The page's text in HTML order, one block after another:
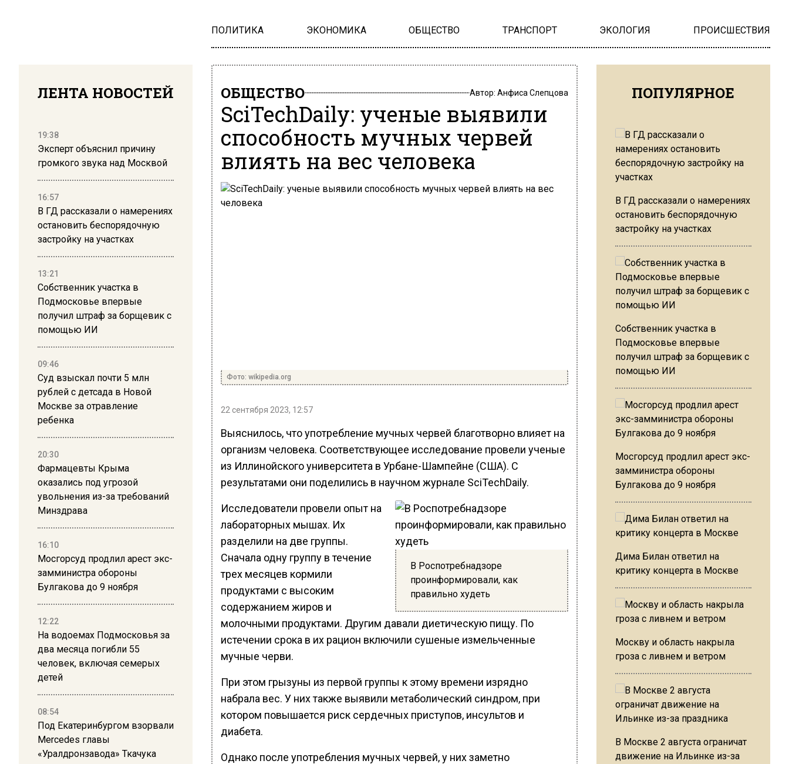
ПОЛИТИКА ЭКОНОМИКА ОБЩЕСТВО ТРАНСПОРТ ЭКОЛОГИЯ ПРОИСШЕСТВИЯ
ЛЕНТА НОВОСТЕЙ
19:38
Эксперт объяснил причину
громкого звука над Москвой
16:57
В ГД рассказали о намерениях
остановить беспорядочную
застройку на участках
13:21
Собственник участка в
Подмосковье впервые
получил штраф за борщевик с
помощью ИИ
09:46
Суд взыскал почти 5 млн
рублей с детсада в Новой
Москве за отравление
ребенка
20:30
Фармацевты Крыма
оказались под угрозой
увольнения из-за требований
Минздрава
16:10
Мосгорсуд продлил арест экс-
замминистра обороны
Булгакова до 9 ноября
12:22
На водоемах Подмосковья за
два месяца погибли 55
человек, включая семерых
детей
08:54
Под Екатеринбургом взорвали
Mercedes главы
«Уралдронзавода» Ткачука
ОБЩЕСТВО Автор: Анфиса Слепцова
SciTechDaily: ученые выявили
способность мучных червей
влиять на вес человека
Фото: wikipedia.org
22 сентября 2023, 12:57
Выяснилось, что употребление мучных червей благотворно влияет на
организм человека. Соответствующее исследование провели ученые
из Иллинойского университета в Урбане-Шампейне (США). С
результатами они поделились в научном журнале SciTechDaily.
В Роспотребнадзоре
проинформировали, как
правильно худеть
Исследователи провели опыт на
лабораторных мышах. Их
разделили на две группы.
Сначала одну группу в течение
трех месяцев кормили
продуктами с высоким
содержанием жиров и
молочными продуктами. Другим давали диетическую пищу. По
истечении срока в их рацион включили сушеные измельченные
мучные черви.
При этом грызуны из первой группы к этому времени изрядно
набрала вес. У них также выявили метаболический синдром, при
котором повышается риск сердечных приступов, инсультов и
диабета.
Однако после употребления мучных червей, у них заметно
ПОПУЛЯРНОЕ
В ГД рассказали о намерениях
остановить беспорядочную
застройку на участках
Собственник участка в
Подмосковье впервые
получил штраф за борщевик с
помощью ИИ
Мосгорсуд продлил арест экс-
замминистра обороны
Булгакова до 9 ноября
Дима Билан ответил на
критику концерта в Москве
Москву и область накрыла
гроза с ливнем и ветром
В Москве 2 августа ограничат
движение на Ильинке из-за